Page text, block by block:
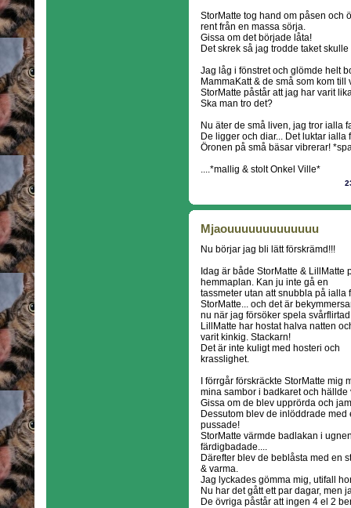
StorMatte tog hand om påsen och
rent från en massa sörja.
Gissa om det började låta!
Det skrek så jag trodde taket skulle
Jag låg i fönstret och glömde helt
MammaKatt & de små som kom till
StorMatte påstår att jag har varit
Ska man tro det?
Nu äter de små liven, jag tror ialla
De ligger och diar... Det luktar ialla
Öronen på små bäsar vibrerar!
....*mallig & stolt Onkel Ville*
Mjaouuuuuuuuuuuuu
Nu börjar jag bli lätt förskrämd!!!
Idag är både StorMatte & LillMatte
hemmaplan. Kan ju inte gå en
tassmeter utan att snubbla på ialla
StorMatte... och det är
nu när jag försöker spela
LillMatte har hostat halva natten
varit kinkig. Stackarn!
Det är inte kuligt med hosteri och
krasslighet.
I förrgår förskräckte StorMatte
mina sambor i badkaret och hällde
Gissa om de blev upprörda och
Dessutom blev de inlöddrade
pussade!
StorMatte värmde badlakan i
färdigbadade....
Därefter blev de beblåsta med en
& varma.
Jag lyckades gömma mig, utifall
Nu har det gått ett par dagar, men
De övriga påstår att ingen 4 el 2